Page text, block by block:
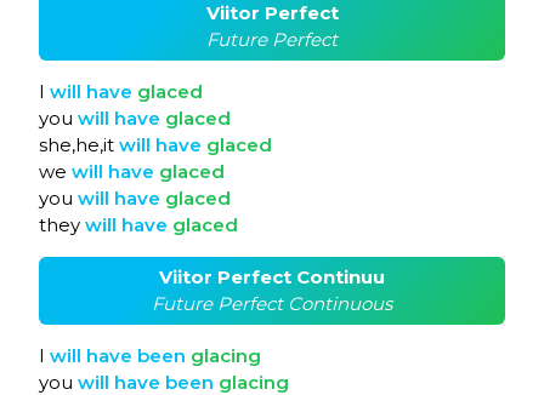
Viitor Perfect
Future Perfect
I will have glaced
you will have glaced
she,he,it will have glaced
we will have glaced
you will have glaced
they will have glaced
Viitor Perfect Continuu
Future Perfect Continuous
I will have been glacing
you will have been glacing